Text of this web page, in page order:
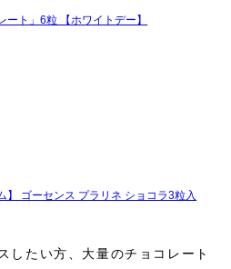
ト」6粒 【ホワイトデー】
ゴーセンス プラリネ ショコラ3粒入
したい方、大量のチョコレート